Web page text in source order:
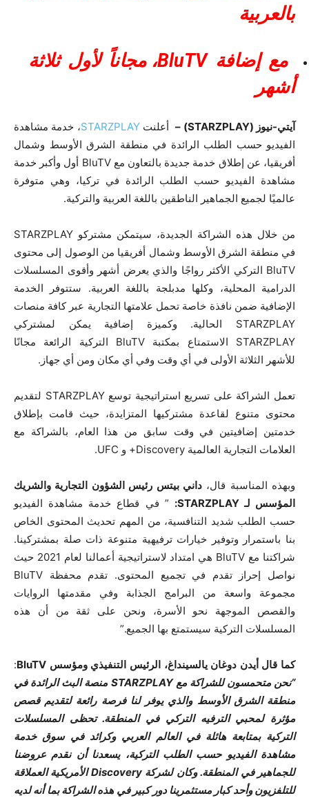
بالعربية
مع إضافةBluTV، مجاناً لأول ثلاثة
أشهر
آيتي-نيوز (STARZPLAY) – أعلنتSTARZPLAY، خدمة مشاهدة
الفيديو حسب الطلب الرائدة في منطقة الشرق الأوسط وشمال
أفريقيا، عن إطلاق خدمة جديدة بالتعاون مع BluTV أول وأكبر خدمة
مشاهدة الفيديو حسب الطلب الرائدة في تركيا، وهي متوفرة
عالميًا لجميع الجماهير الناطقين باللغة العربية والتركية.
من خلال هذه الشراكة الجديدة، سيتمكن مشتركو STARZPLAY
في منطقة الشرق الأوسط وشمال أفريقيا من الوصول إلى محتوى
BluTV التركي الأكثر رواجًا والذي يعرض أشهر وأقوى المسلسلات
الدرامية المحلية، وكلها مدبلجة باللغة العربية. ستتوفر الخدمة
الإضافية ضمن نافذة خاصة تحمل علامتها التجارية عبر كافة منصات
STARZPLAY الحالية. وكميزة إضافية يمكن لمشتركي
STARZPLAY الاستمتاع بمكتبة BluTV التركية الرائعة مجانًا
للأشهر الثلاثة الأولى في أي وقت وفي أي مكان ومن أي جهاز.
تعمل الشراكة على تسريع استراتيجية توسع STARZPLAY لتقديم
محتوى متنوع لقاعدة مشتركيها المتزايدة، حيث قامت بإطلاق
خدمتين إضافيتين في وقت سابق من هذا العام، بالشراكة مع
العلامات التجارية العالمية Discovery+ و UFC.
وبهذه المناسبة قال،داني بيتس رئيس الشؤون التجارية والشريك
المؤسس لـSTARZPLAY
: ” في قطاع خدمة مشاهدة الفيديو
حسب الطلب شديد التنافسية، من المهم تحديث المحتوى الخاص
بنا باستمرار وتوفير خيارات ترفيهية متنوعة ذات صلة بمشتركينا.
شراكتنا مع BluTV هي امتداد لاستراتيجية أعمالنا لعام 2021 حيث
نواصل إحراز تقدم في تجميع المحتوى. تقدم محفظة BluTV
مجموعة واسعة من البرامج الجذابة وفي مقدمتها الروايات
والقصص الموجهة نحو الأسرة، ونحن على ثقة من أن هذه
المسلسلات التركية سيستمتع بها الجميع.”
كما قال أيدن دوغان يالسينداغ، الرئيس التنفيذي ومؤسس BluTV
:
“نحن متحمسون للشراكة مع STARZPLAY منصة البث الرائدة في
منطقة الشرق الأوسط والذي يوفر لنا فرصة رائعة لتقديم قصص
مؤثرة لمحبي الترفيه التركي في المنطقة. تحظى المسلسلات
التركية بمتابعة هائلة في العالم العربي وكرائد في سوق خدمة
مشاهدة الفيديو حسب الطلب التركية، يسعدنا أن نقدم عروضنا
للجماهير في المنطقة. وكان لشركة Discovery الأمريكية العملاقة
للتلفزيون وأحد كبار مستثمرينا دور كبير في هذه الشراكة بما أنه لديه